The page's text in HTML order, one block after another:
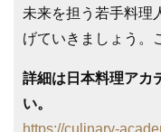
未来を担う若手料理
げていきましょう。
詳細は日本料理アカ
い。